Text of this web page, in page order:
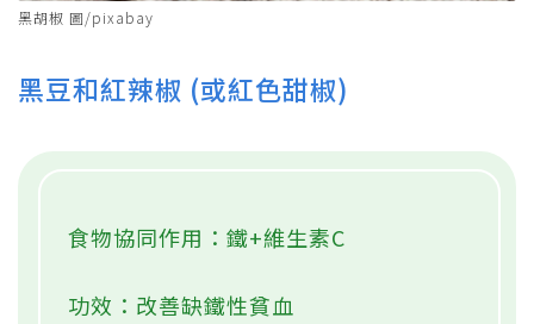
黑胡椒 圖/pixabay
黑豆和紅辣椒 (或紅色甜椒)
食物協同作用：鐵+維生素C
功效：改善缺鐵性貧血